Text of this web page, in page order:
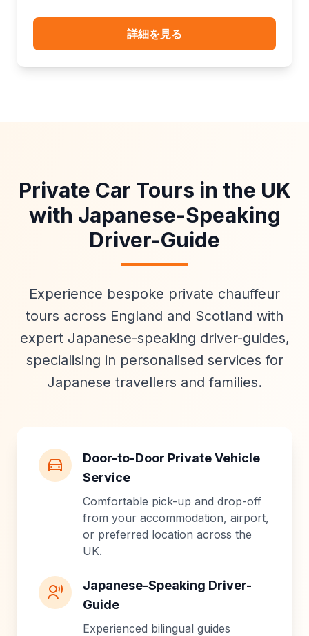
詳細を見る
Private Car Tours in the UK
with Japanese-Speaking
Driver-Guide
Experience bespoke private chauffeur
tours across England and Scotland with
expert Japanese-speaking driver-guides,
specialising in personalised services for
Japanese travellers and families.
Door-to-Door Private Vehicle
Service
Comfortable pick-up and drop-off
from your accommodation, airport,
or preferred location across the
UK.
Japanese-Speaking Driver-
Guide
Experienced bilingual guides